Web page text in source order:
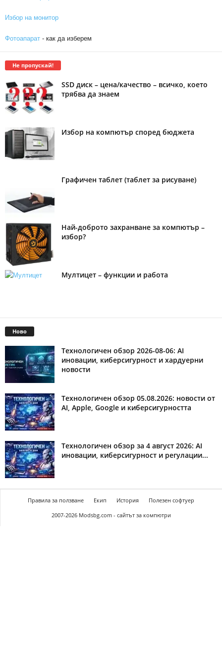
Избор на монитор
Фотоапарат - как да изберем
Не пропускай!
SSD диск – цена/качество – всичко, което
трябва да знаем
Избор на компютър според бюджета
Графичен таблет (таблет за рисуване)
Най-доброто захранване за компютър –
избор?
Мултицет – функции и работа
Ново
Технологичен обзор 2026-08-06: AI
иновации, киберсигурност и хардуерни
новости
Технологичен обзор 05.08.2026: новости от
AI, Apple, Google и киберсигурността
Технологичен обзор за 4 август 2026: AI
иновации, киберсигурност и регулации...
Правила за ползване Екип История
Полезен софтуер
2007-2026 Modsbg.com - сайтът за компютри